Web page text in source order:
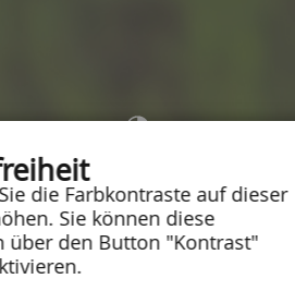
Kontrast
Schriftgröße:
Inhalt|Impressum|Hilfe
Datenschutzschutzerklärung
Barrierefreiheit
die Farbkontraste auf dieser
Sie können diese
über den Button "Kontrast"